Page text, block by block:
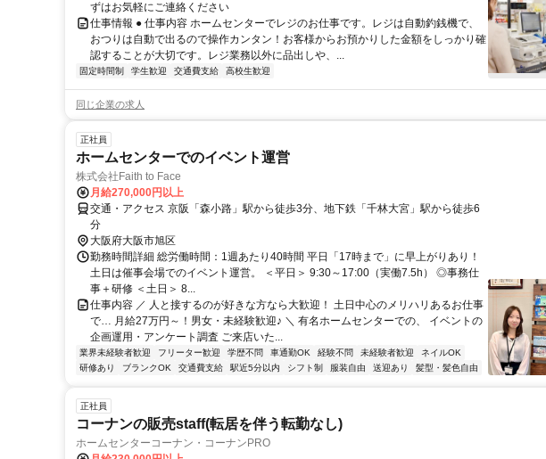
ずはお気軽にご連絡ください
仕事情報 ● 仕事内容 ホームセンターでレジのお仕事です。レジは自動釣銭機で、
おつりは自動で出るので操作カンタン！お客様からお預かりした金額をしっかり確
認することが大切です。レジ業務以外に品出しや、...
固定時間制 学生歓迎 交通費支給 高校生歓迎
同じ企業の求人
正社員
ホームセンターでのイベント運営
株式会社Faith to Face
月給270,000円以上
交通・アクセス 京阪「森小路」駅から徒歩3分、地下鉄「千林大宮」駅から徒歩6
分
大阪府大阪市旭区
勤務時間詳細 総労働時間：1週あたり40時間 平日「17時まで」に早上がりあり！
土日は催事会場でのイベント運営。 ＜平日＞ 9:30～17:00（実働7.5h） ◎事務仕
事＋研修 ＜土日＞ 8...
仕事内容 ／ 人と接するのが好きな方なら大歓迎！ 土日中心のメリハリあるお仕事
で… 月給27万円～！男女・未経験歓迎♪ ＼ 有名ホームセンターでの、 イベントの
企画運用・アンケート調査 ご来店いた...
業界未経験者歓迎 フリーター歓迎 学歴不問 車通勤OK 経験不問 未経験者歓迎
ネイルOK
研修あり
ブランクOK 交通費支給 駅近5分以内 シフト制 服装自由 送迎あり 髪型・髪色自由
正社員
コーナンの販売staff(転居を伴う転勤なし)
ホームセンターコーナン・コーナンPRO